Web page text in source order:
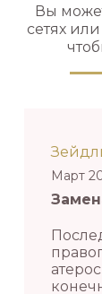
Вы
сетях
Март